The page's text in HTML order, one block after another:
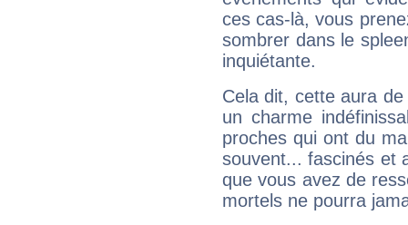
ces cas-là, vous
sombrer dans le
inquiétante.
Cela dit, cette aura
un charme
proches qui ont du
souvent... fascinés et
que vous avez de
mortels ne pourra